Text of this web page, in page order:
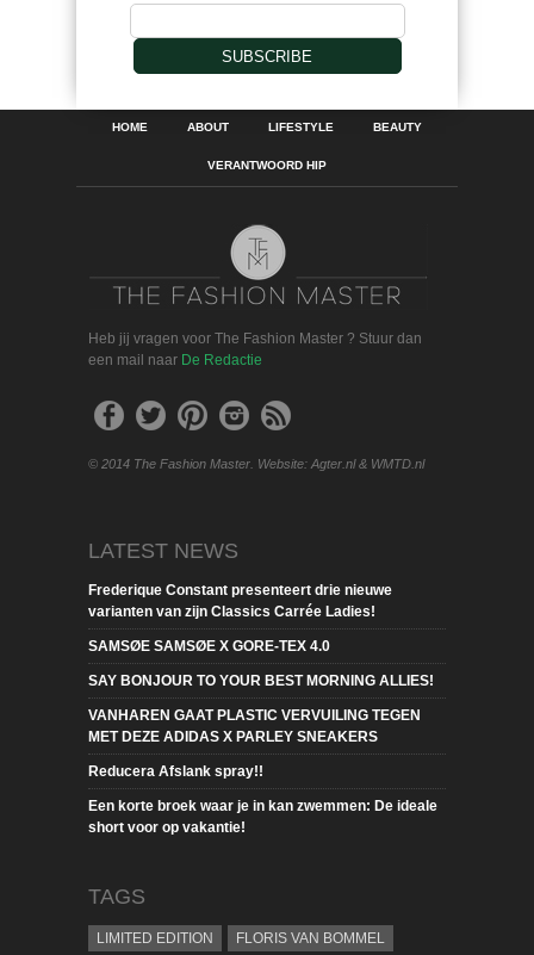
SUBSCRIBE
HOME ABOUT LIFESTYLE BEAUTY
VERANTWOORD HIP
Heb jij vragen voor The Fashion Master ? Stuur dan
een mail naar De Redactie
© 2014 The Fashion Master. Website: Agter.nl & WMTD.nl
LATEST NEWS
Frederique Constant presenteert drie nieuwe
varianten van zijn Classics Carrée Ladies!
SAMSØE SAMSØE X GORE-TEX 4.0
SAY BONJOUR TO YOUR BEST MORNING ALLIES!
VANHAREN GAAT PLASTIC VERVUILING TEGEN
MET DEZE ADIDAS X PARLEY SNEAKERS
Reducera Afslank spray!!
Een korte broek waar je in kan zwemmen: De ideale
short voor op vakantie!
TAGS
LIMITED EDITION FLORIS VAN BOMMEL